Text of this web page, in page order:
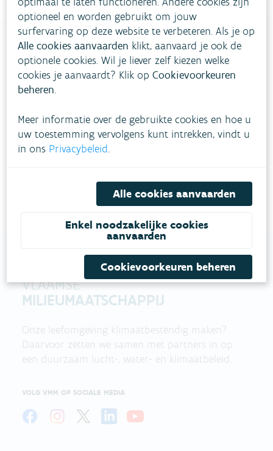
Heb je vragen?
Niet gevonden wat je zocht? Vul ons
contactformulier in
Bel gratis 1700
VLAAMSE
MILIEUMAATSCHAPPIJ
Onze leefomgeving klimaatbestendig maken?
Daarvoor zetten we samen met partners in op
een duurzaam lucht-, water- en klimaatbeleid.
VOLG VMM OP SOCIALE MEDIA
optioneel en worden gebruikt om jouw
surfervaring op deze website te verbeteren. Als je op
Alle cookies aanvaarden klikt, aanvaard je ook de
optionele cookies. Wil je liever zelf kiezen welke
cookies je aanvaardt? Klik opCookievoorkeuren
beheren.
Meer informatie over de gebruikte cookies en hoe u
uw toestemming vervolgens kunt intrekken, vindt u
in ons Privacybeleid.
Alle cookies aanvaarden
Enkel noodzakelijke cookies
aanvaarden
Cookievoorkeuren beheren